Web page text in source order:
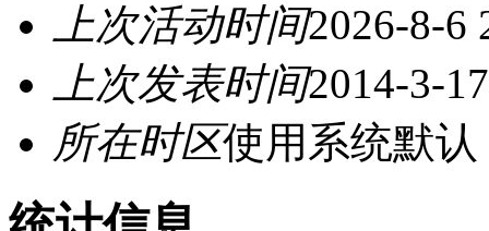
上次活动时间2026-8-6
上次发表时间2014-3-
所在时区使用系统默认